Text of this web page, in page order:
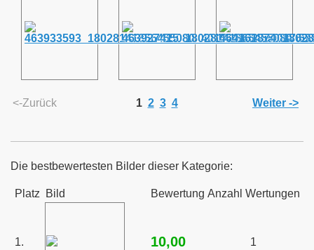
<-Zurück 1 2 3 4 Weiter ->
Die bestbewertesten Bilder dieser Kategorie:
Platz Bild Bewertung Anzahl Wertungen
1. 10,00 1